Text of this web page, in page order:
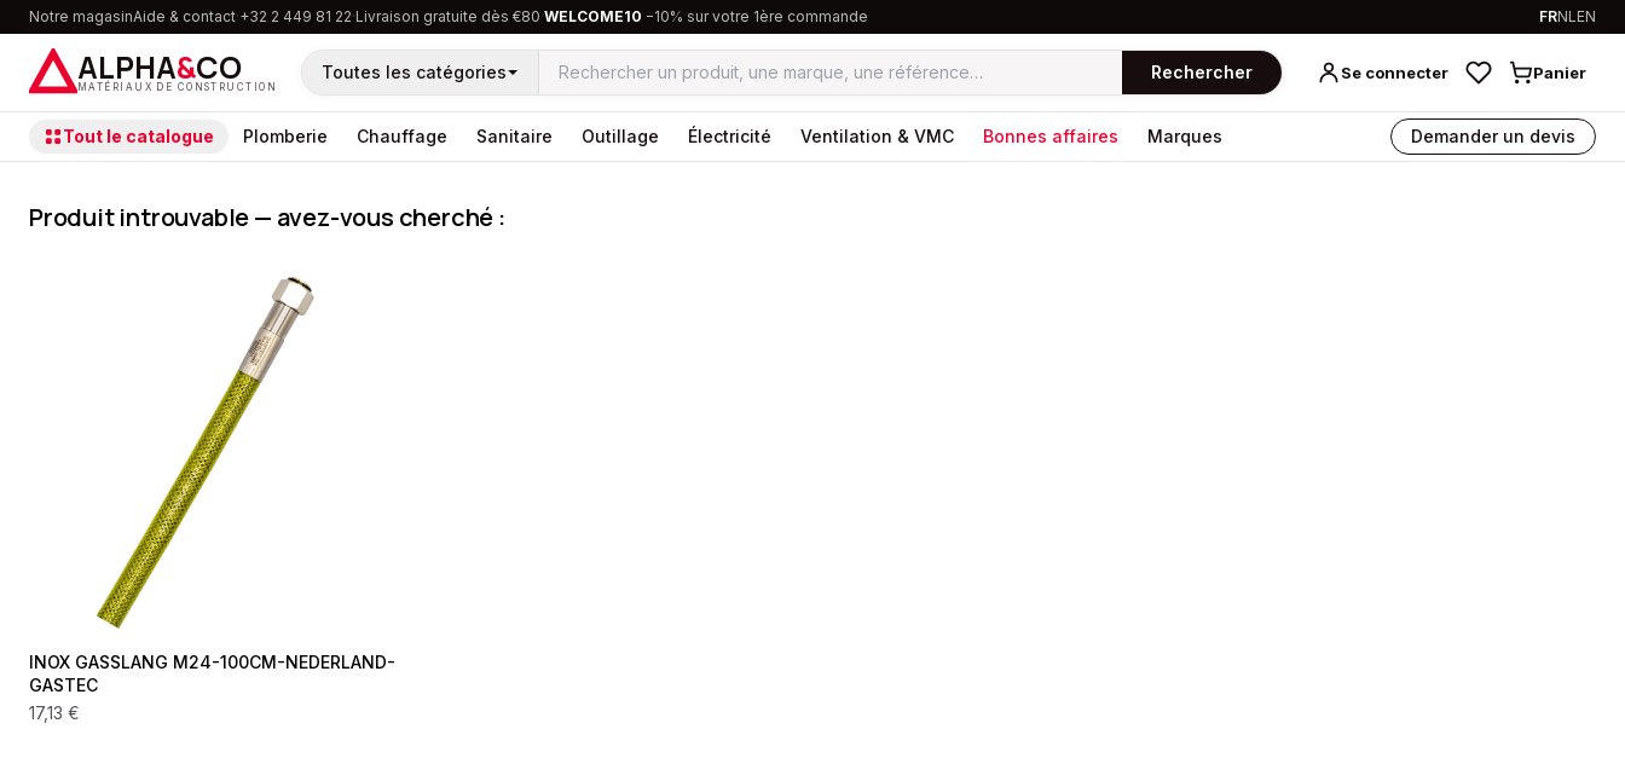
Notre magasinAide & contact·+32 2 449 81 22·Livraison gratuite dès €80·WELCOME10 −10% sur votre 1ère commande FRNLEN
ALPHA&CO
MATÉRIAUX DE CONSTRUCTION
Toutes les catégories Rechercher Se connecter Panier
Tout le catalogue Plomberie Chauffage Sanitaire Outillage Électricité Ventilation & VMC Bonnes affaires Marques Demander un devis
Produit introuvable — avez-vous cherché :
INOX GASSLANG M24-100CM-NEDERLAND-
GASTEC
17,13 €